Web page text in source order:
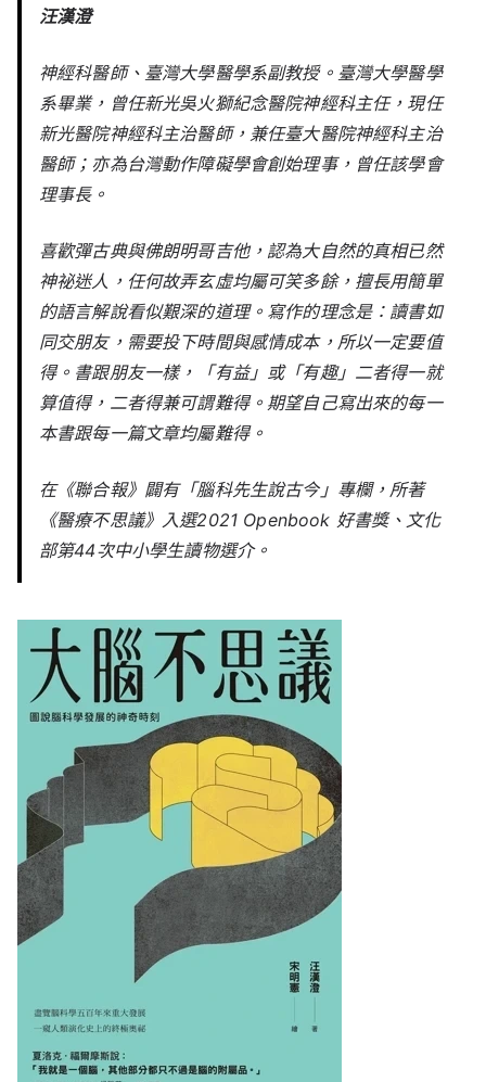
汪漢澄
神經科醫師、臺灣大學醫學系副教授。臺灣大學醫學
系畢業，曾任新光吳火獅紀念醫院神經科主任，現任
新光醫院神經科主治醫師，兼任臺大醫院神經科主治
醫師；亦為台灣動作障礙學會創始理事，曾任該學會
理事長。
喜歡彈古典與佛朗明哥吉他，認為大自然的真相已然
神祕迷人，任何故弄玄虛均屬可笑多餘，擅長用簡單
的語言解說看似艱深的道理。寫作的理念是：讀書如
同交朋友，需要投下時間與感情成本，所以一定要值
得。書跟朋友一樣，「有益」或「有趣」二者得一就
算值得，二者得兼可謂難得。期望自己寫出來的每一
本書跟每一篇文章均屬難得。
在《聯合報》闢有「腦科先生說古今」專欄，所著
《醫療不思議》入選2021 Openbook 好書獎、文化
部第44次中小學生讀物選介。